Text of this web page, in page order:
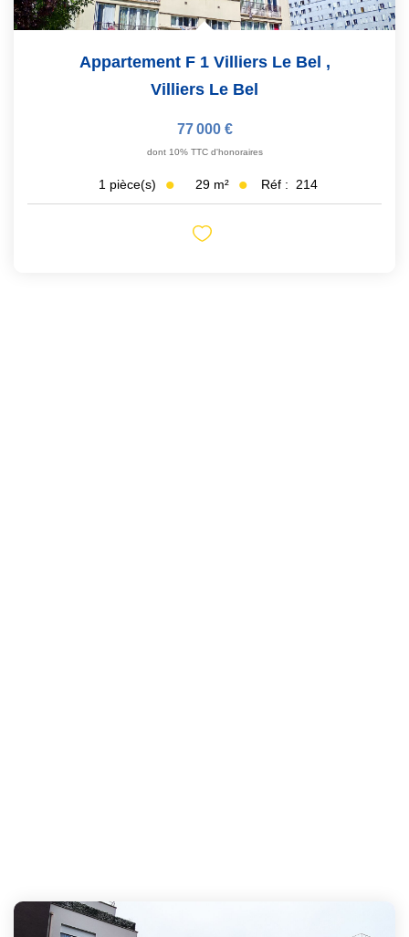
Appartement F 1 Villiers Le Bel ,
Villiers Le Bel
77 000 €
dont 10% TTC d'honoraires
1 pièce(s) 29 m² Réf : 214